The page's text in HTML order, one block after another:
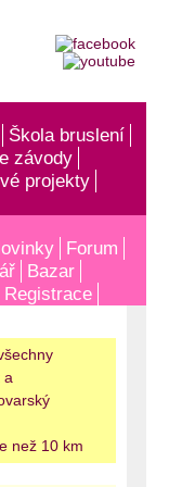
Škola bruslení
závody
projekty
Forum
Bazar
Registrace
a
než 10 km